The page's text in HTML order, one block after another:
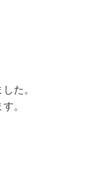
た。
。